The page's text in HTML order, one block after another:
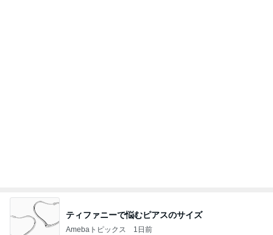
ティファニーで悩むピアスのサイズ
Amebaトピックス 1日前